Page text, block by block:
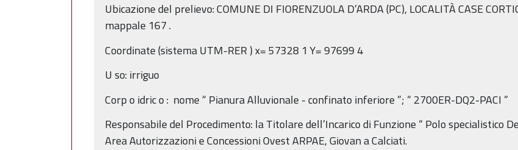
Ubicazionedel prelievo:COMUNE DI FIORENZUOLA D’ARDA(PC), LOCALITÀCASE
mappale 167.
Coordinate (sistemaUTM-RER ) x=57328 1 Y=97699 4
U so:irriguo
Corpo idrico: nome “ Pianura Alluvionale - confinato inferiore ”; “ 2700ER-DQ2-PACI ”
Responsabile del Procedimento:laTitolare dell’Incarico di Funzione “ Polo specialistico
Area Autorizzazioni e Concessioni Ovest ARPAE,Giovana Calciati.